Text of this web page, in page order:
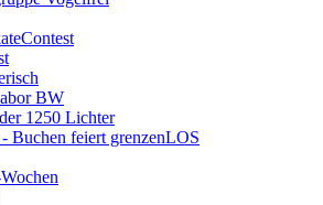
BW
1250 Lichter
- Buchen feiert grenzenLOS